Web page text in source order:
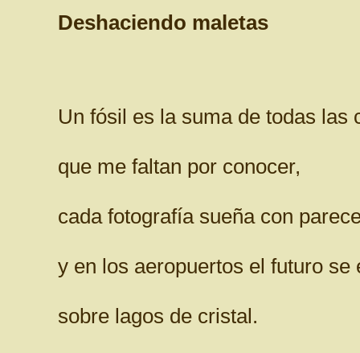
Deshaciendo maletas
Un fósil es la suma de todas las
que me faltan por conocer,
cada fotografía sueña con
y en los aeropuertos el futuro se
sobre lagos de cristal.